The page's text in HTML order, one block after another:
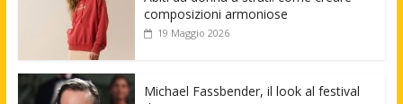
composizioni armoniose
19 Maggio 2026
Michael Fassbender, il look al festival